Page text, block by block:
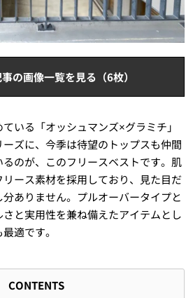
の画像一覧を見る（6枚）
いる「オッシュマンズ×グラミチ」
ズに、今季は待望のトップスも仲間
のが、このフリースベストです。肌
ース素材を採用しており、見た目だ
ありません。プルオーバータイプと
と実用性を兼ね備えたアイテムとし
適です。
CONTENTS